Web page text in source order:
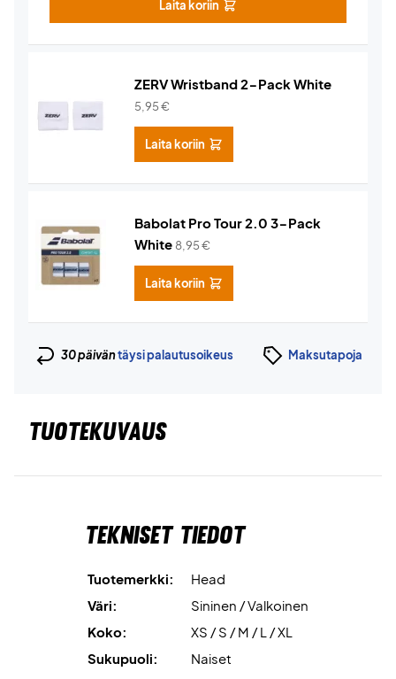
Laita koriin
ZERV Wristband 2-Pack White
5,95€
Laita koriin
Babolat Pro Tour 2.0 3-Pack
White 8,95€
Laita koriin
30 päiväntäysi palautusoikeus Maksutapoja
TUOTEKUVAUS
Tekniset tiedot
Tuotemerkki:
Head
Väri:
Sininen / Valkoinen
Koko:
XS / S / M / L / XL
Sukupuoli:
Naiset